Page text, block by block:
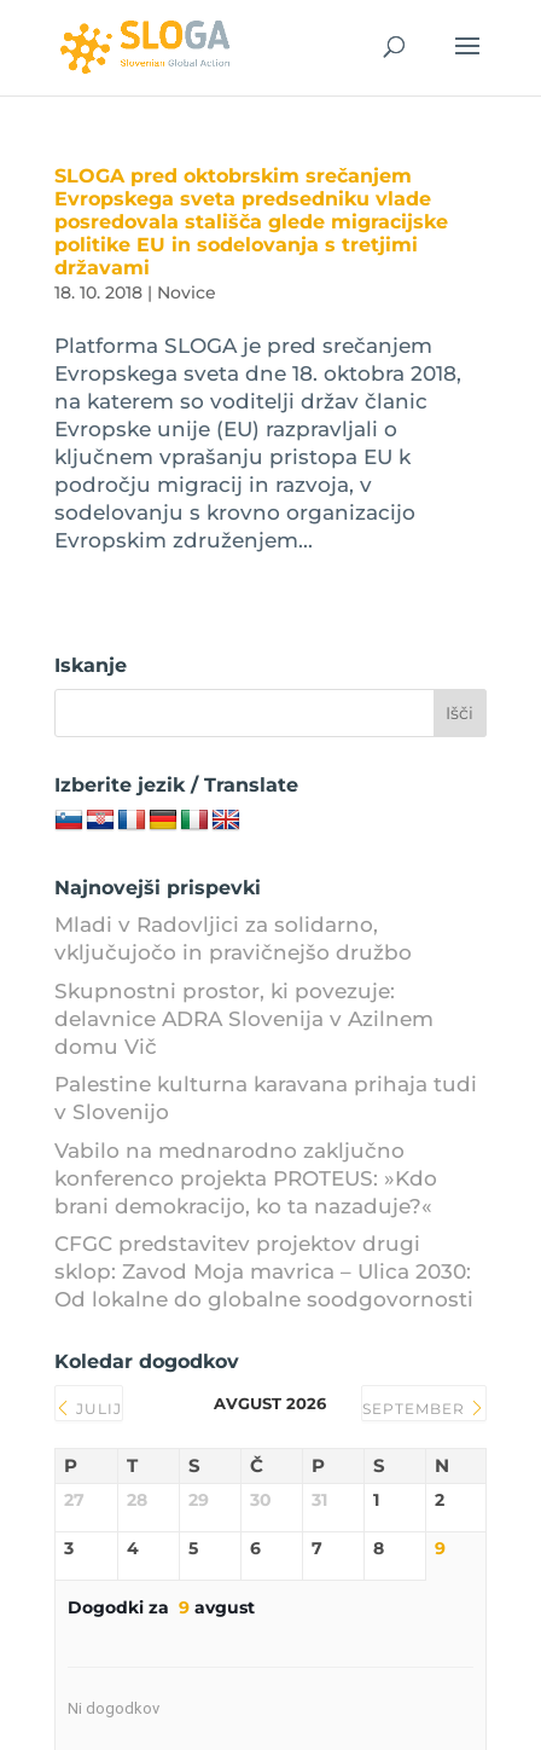
SLOGA pred oktobrskim srečanjem
Evropskega sveta predsedniku vlade
posredovala stališča glede migracijske
politike EU in sodelovanja s tretjimi
državami
18. 10. 2018| Novice
Platforma SLOGA je pred srečanjem
Evropskega sveta dne 18. oktobra 2018,
na katerem so voditelji držav članic
Evropske unije (EU) razpravljali o
ključnem vprašanju pristopa EU k
področju migracij in razvoja, v
sodelovanju s krovno organizacijo
Evropskim združenjem...
Iskanje
Izberite jezik / Translate
Najnovejši prispevki
Mladi v Radovljici za solidarno,
vključujočo in pravičnejšo družbo
Skupnostni prostor, ki povezuje:
delavnice ADRA Slovenija v Azilnem
domu Vič
Palestine kulturna karavana prihaja tudi
v Slovenijo
Vabilo na mednarodno zaključno
konferenco projekta PROTEUS: »Kdo
brani demokracijo, ko ta nazaduje?«
CFGC predstavitev projektov drugi
sklop: Zavod Moja mavrica – Ulica 2030:
Od lokalne do globalne soodgovornosti
Koledar dogodkov
JULIJ AVGUST 2026 SEPTEMBER
P T S Č P S N
27 28 29 30 31 1 2
3 4 5 6 7 8 9
Dogodki za 9avgust
Ni dogodkov